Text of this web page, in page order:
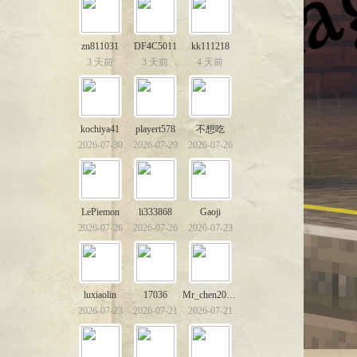
zn811031
3 天前
DF4C5011
3 天前
kk111218
4 天前
kochiya41
2026-07-30
playert578
2026-07-29
不想吃
2026-07-26
LePiemon
2026-07-26
li333868
2026-07-26
Gaoji
2026-07-23
luxiaolin
2026-07-23
17036
2026-07-21
Mr_chen20111230
2026-07-21